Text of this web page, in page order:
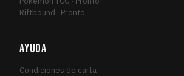
Riftbound · Pronto
AYUDA
Condiciones de carta